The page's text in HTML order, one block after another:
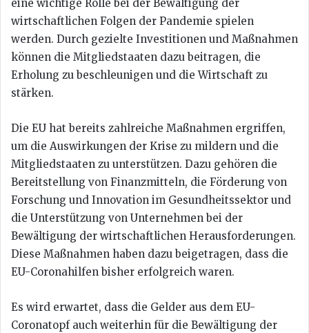
eine wichtige Rolle bei der Bewältigung der
wirtschaftlichen Folgen der Pandemie spielen
werden. Durch gezielte Investitionen und Maßnahmen
können die Mitgliedstaaten dazu beitragen, die
Erholung zu beschleunigen und die Wirtschaft zu
stärken.
Die EU hat bereits zahlreiche Maßnahmen ergriffen,
um die Auswirkungen der Krise zu mildern und die
Mitgliedstaaten zu unterstützen. Dazu gehören die
Bereitstellung von Finanzmitteln, die Förderung von
Forschung und Innovation im Gesundheitssektor und
die Unterstützung von Unternehmen bei der
Bewältigung der wirtschaftlichen Herausforderungen.
Diese Maßnahmen haben dazu beigetragen, dass die
EU-Coronahilfen bisher erfolgreich waren.
Es wird erwartet, dass die Gelder aus dem EU-
Coronatopf auch weiterhin für die Bewältigung der